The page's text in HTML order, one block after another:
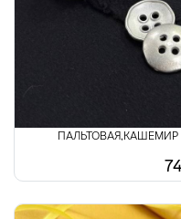
ПАЛЬТОВАЯ,КАШЕМИР